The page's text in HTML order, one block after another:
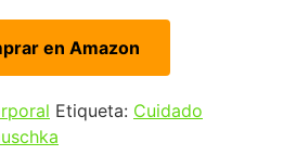
en Amazon
Etiqueta: Cuidado